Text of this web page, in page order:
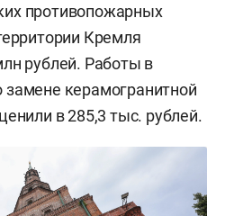
противопожарных
Кремля
рублей. Работы в
керамогранитной
в 285,3 тыс. рублей.